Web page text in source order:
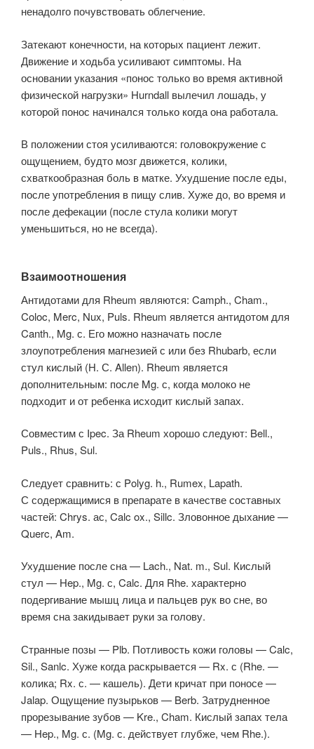
ненадолго почувствовать облегчение.
Затекают конечности, на которых пациент лежит.
Движение и ходьба усиливают симптомы. На
основании указания «понос только во время активной
физической нагрузки» Hurndall вылечил лошадь, у
которой понос начинался только когда она работала.
В положении стоя усиливаются: головокружение с
ощущением, будто мозг движется, колики,
схваткообразная боль в матке. Ухудшение после еды,
после употребления в пищу слив. Хуже до, во время и
после дефекации (после стула колики могут
уменьшиться, но не всегда).
Взаимоотношения
Антидотами для Rheum являются: Camph., Cham.,
Coloc, Merc, Nux, Puls. Rheum является антидотом для
Canth., Mg. с. Его можно назначать после
злоупотребления магнезией с или без Rhubarb, если
стул кислый (Н. С. Allen). Rheum является
дополнительным: после Mg. с, когда молоко не
подходит и от ребенка исходит кислый запах.
Совместим с Ipec. За Rheum хорошо следуют: Bell.,
Puls., Rhus, Sul.
Следует сравнить: с Polyg. h., Rumex, Lapath.
С содержащимися в препарате в качестве составных
частей: Chrys. ас, Calc ox., Sillc. Зловонное дыхание —
Querc, Am.
Ухудшение после сна — Lach., Nat. m., Sul. Кислый
стул — Hep., Mg. с, Calc. Для Rhe. характерно
подергивание мышц лица и пальцев рук во сне, во
время сна закидывает руки за голову.
Странные позы — Plb. Потливость кожи головы — Calc,
Sil., Sanlc. Хуже когда раскрывается — Rx. с (Rhe. —
колика; Rx. с. — кашель). Дети кричат при поносе —
Jalap. Ощущение пузырьков — Berb. Затрудненное
прорезывание зубов — Kre., Cham. Кислый запах тела
— Hep., Mg. с. (Mg. с. действует глубже, чем Rhe.).